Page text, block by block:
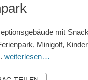
mit
Minigolf,
weiterlesen…